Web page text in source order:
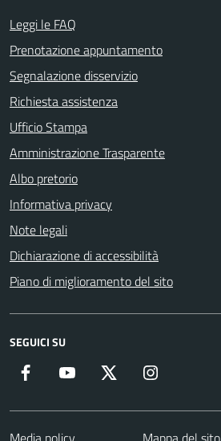
Leggi le FAQ
Prenotazione appuntamento
Segnalazione disservizio
Richiesta assistenza
Ufficio Stampa
Amministrazione Trasparente
Albo pretorio
Informativa privacy
Note legali
Dichiarazione di accessibilità
Piano di miglioramento del sito
SEGUICI SU
Facebook YouTube Twitter